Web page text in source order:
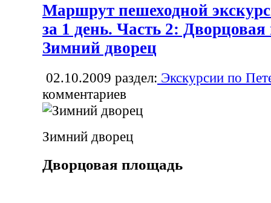
Маршрут пешеходной
за 1 день. Часть 2:
Зимний дворец
02.10.2009 раздел: Экскурсии по
комментариев
Зимний дворец
Дворцовая площадь